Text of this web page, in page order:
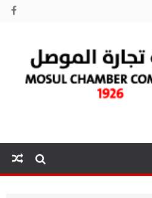
الموصل